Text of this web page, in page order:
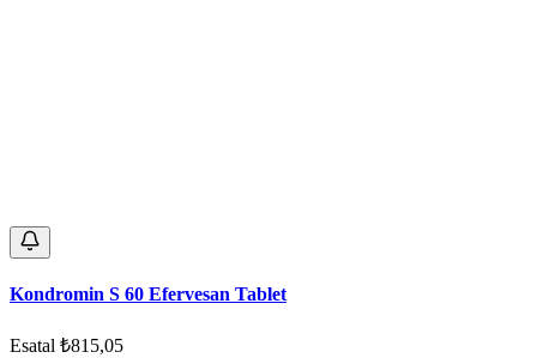
Kondromin S 60 Efervesan Tablet
Esatal ₺815,05